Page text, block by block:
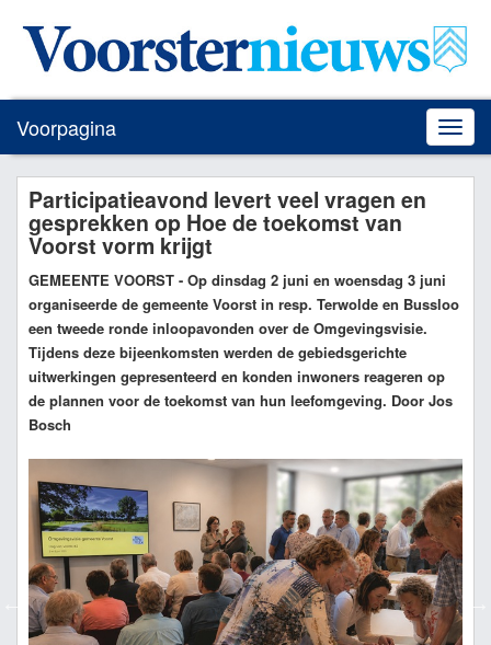
Toggle
Voorpagina
Participatieavond levert veel vragen en
gesprekken op Hoe de toekomst van
Voorst vorm krijgt
GEMEENTE VOORST - Op dinsdag 2 juni en woensdag 3 juni
organiseerde de gemeente Voorst in resp. Terwolde en Bussloo
een tweede ronde inloopavonden over de Omgevingsvisie.
Tijdens deze bijeenkomsten werden de gebiedsgerichte
uitwerkingen gepresenteerd en konden inwoners reageren op
de plannen voor de toekomst van hun leefomgeving. Door Jos
Bosch